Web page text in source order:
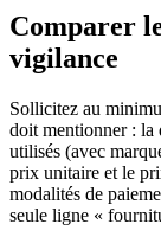
Comparer
vigilance
Sollicitez au
doit mentionner : la
utilisés (avec
prix unitaire et le
modalités de
seule ligne «